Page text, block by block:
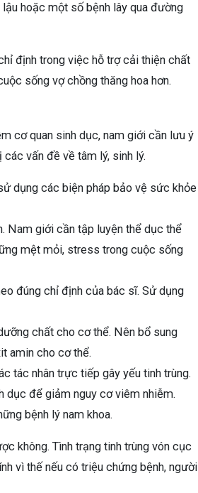
hoặc một số bệnh lây qua đường
định trong việc hỗ trợ cải thiện chất
sống vợ chồng thăng hoa hơn.
cơ quan sinh dục, nam giới cần lưu ý
vấn đề về tâm lý, sinh lý.
dụng các biện pháp bảo vệ sức khỏe
Nam giới cần tập luyện thể dục thể
mệt mỏi, stress trong cuộc sống
đúng chỉ định của bác sĩ. Sử dụng
chất cho cơ thể. Nên bổ sung
amin cho cơ thể.
tác nhân trực tiếp gây yếu tinh trùng.
dục để giảm nguy cơ viêm nhiễm.
bệnh lý nam khoa.
không. Tình trạng tinh trùng vón cục
vì thế nếu có triệu chứng bệnh, người